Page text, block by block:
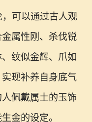
可以通过古人观
属性刚、杀伐锐
纹似金辉、爪如
现补养自身底气
佩戴属土的玉饰
金的设定。